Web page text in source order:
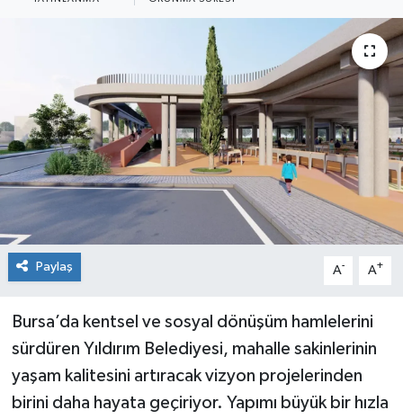
Paylaş A- A+
Bursa’da kentsel ve sosyal dönüşüm hamlelerini
sürdüren Yıldırım Belediyesi, mahalle sakinlerinin
yaşam kalitesini artıracak vizyon projelerinden
birini daha hayata geçiriyor. Yapımı büyük bir hızla
Teknoloji
Türkiye